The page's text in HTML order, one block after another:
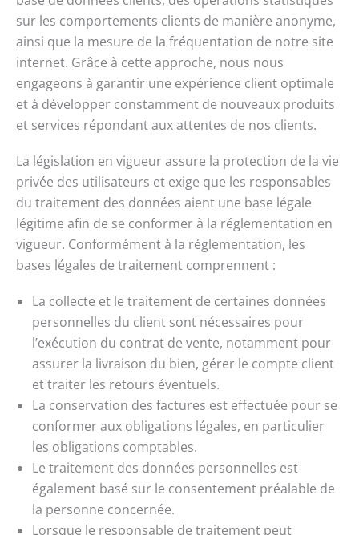
sur les comportements clients de manière anonyme,
ainsi que la mesure de la fréquentation de notre site
internet. Grâce à cette approche, nous nous
engageons à garantir une expérience client optimale
et à développer constamment de nouveaux produits
et services répondant aux attentes de nos clients.
La législation en vigueur assure la protection de la vie
privée des utilisateurs et exige que les responsables
du traitement des données aient une base légale
légitime afin de se conformer à la réglementation en
vigueur. Conformément à la réglementation, les
bases légales de traitement comprennent :
La collecte et le traitement de certaines données
personnelles du client sont nécessaires pour
l’exécution du contrat de vente, notamment pour
assurer la livraison du bien, gérer le compte client
et traiter les retours éventuels.
La conservation des factures est effectuée pour se
conformer aux obligations légales, en particulier
les obligations comptables.
Le traitement des données personnelles est
également basé sur le consentement préalable de
la personne concernée.
Lorsque le responsable de traitement peut